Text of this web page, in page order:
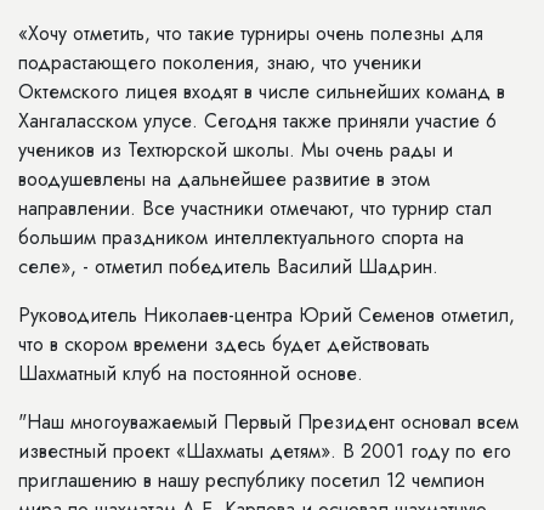
«Хочу отметить, что такие турниры очень полезны для
подрастающего поколения, знаю, что ученики
Октемского лицея входят в числе сильнейших команд в
Хангаласском улусе. Сегодня также приняли участие 6
учеников из Техтюрской школы. Мы очень рады и
воодушевлены на дальнейшее развитие в этом
направлении. Все участники отмечают, что турнир стал
большим праздником интеллектуального спорта на
селе», - отметил победитель Василий Шадрин.
Руководитель Николаев-центра Юрий Семенов отметил,
что в скором времени здесь будет действовать
Шахматный клуб на постоянной основе.
"Наш многоуважаемый Первый Президент основал всем
известный проект «Шахматы детям». В 2001 году по его
приглашению в нашу республику посетил 12 чемпион